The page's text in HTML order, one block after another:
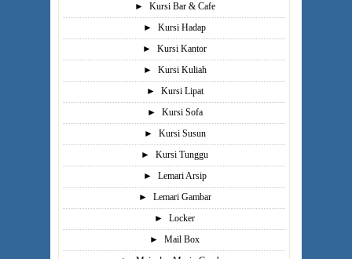
►
Kursi Bar & Cafe
►
Kursi Hadap
►
Kursi Kantor
►
Kursi Kuliah
►
Kursi Lipat
►
Kursi Sofa
►
Kursi Susun
►
Kursi Tunggu
►
Lemari Arsip
►
Lemari Gambar
►
Locker
►
Mail Box